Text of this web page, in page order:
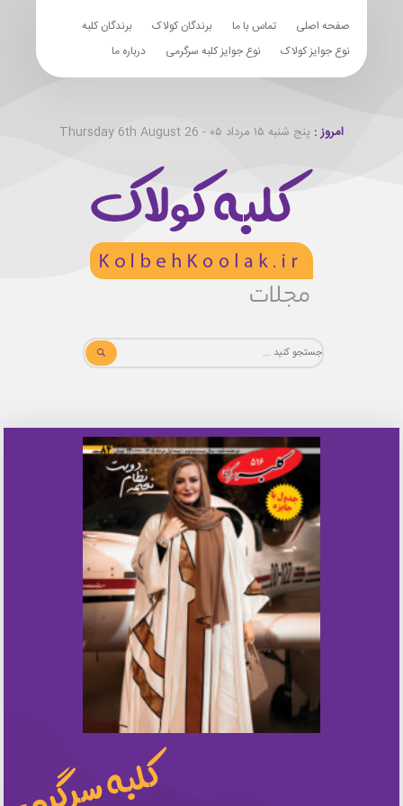
صفحه اصلی تماس با ما برندگان کولاک
برندگان کلبه
نوع جوایز کولاک
نوع جوایز کلبه سرگرمی درباره ما
امروز : پنج شنبه ۱۵ مرداد ۰۵ - Thursday 6th August 26